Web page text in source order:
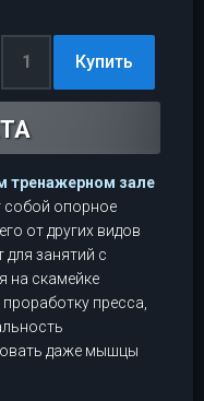
тренажерном зале
собой опорное
от других видов
занятий с
на скамейке
пресса,
даже мышцы